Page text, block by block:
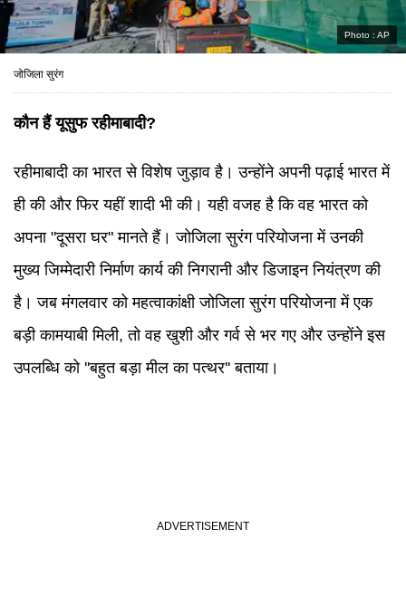
Photo : AP
जोजिला सुरंग
कौन हैं यूसुफ रहीमाबादी?
रहीमाबादी का भारत से विशेष जुड़ाव है। उन्होंने अपनी पढ़ाई भारत में
ही की और फिर यहीं शादी भी की। यही वजह है कि वह भारत को
अपना "दूसरा घर" मानते हैं। जोजिला सुरंग परियोजना में उनकी
मुख्य जिम्मेदारी निर्माण कार्य की निगरानी और डिजाइन नियंत्रण की
है। जब मंगलवार को महत्वाकांक्षी जोजिला सुरंग परियोजना में एक
बड़ी कामयाबी मिली, तो वह खुशी और गर्व से भर गए और उन्होंने इस
उपलब्धि को ''बहुत बड़ा मील का पत्थर'' बताया।